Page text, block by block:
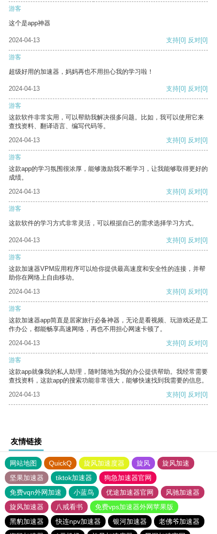
游客
这个是app神器
2024-04-13 支持[0] 反对[0]
游客
超级好用的加速器，妈妈再也不用担心我的学习啦！
2024-04-13 支持[0] 反对[0]
游客
这款软件非常实用，可以帮助我解决很多问题。比如，我可以使用它来
查找资料、翻译语言、编写代码等。
2024-04-13
支持[0] 反对[0]
游客
这款app的学习氛围很浓厚，能够激励我不断学习，让我能够取得更好的
成绩。
2024-04-13
支持[0] 反对[0]
游客
这款软件的学习方式非常灵活，可以根据自己的需求选择学习方式。
2024-04-13 支持[0] 反对[0]
游客
这款加速器VPM应用程序可以给你提供最高速度和安全性的连接，并帮
助你在网络上自由移动。
2024-04-13
支持[0] 反对[0]
游客
这款加速器app简直是居家旅行必备神器，无论是看视频、玩游戏还是工
作办公，都能畅享高速网络，再也不用担心网速卡顿了。
2024-04-13
支持[0] 反对[0]
游客
这款app就像我的私人助理，随时随地为我的办公提供帮助。我经常需要
查找资料，这款app的搜索功能非常强大，能够快速找到我需要的信息。
2024-04-13
支持[0] 反对[0]
友情链接
网站地图 QuickQ 旋风加速度器 旋风
旋风加速
坚果加速器
tiktok加速器
狗急加速器官网
免费vqn外网加速
小蓝鸟 优途加速器官网
风驰加速器
旋风加速器
八戒看书
免费vps加速器外网苹果版
黑豹加速器
快连npv加速器 银河加速器
老佛爷加速器